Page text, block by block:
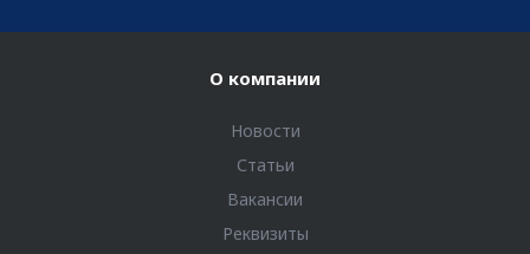
О компании
Новости
Статьи
Вакансии
Реквизиты